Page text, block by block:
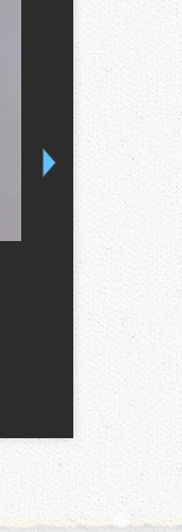
Коран.
смислів
мовою